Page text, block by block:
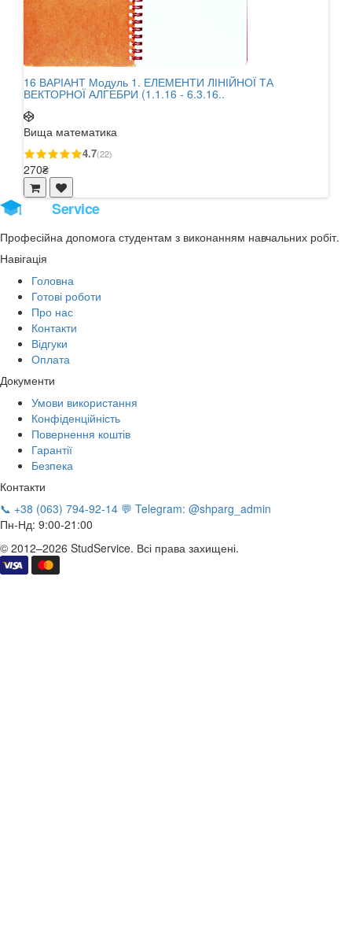
16 ВАРІАНТ Модуль 1. ЕЛЕМЕНТИ ЛІНІЙНОЇ ТА
ВЕКТОРНОЇ АЛГЕБРИ (1.1.16 - 6.3.16..
Вища математика
4.7(22)
270₴
Service
Професійна допомога студентам з виконанням навчальних робіт.
Навігація
Головна
Готові роботи
Про нас
Контакти
Відгуки
Оплата
Документи
Умови використання
Конфіденційність
Повернення коштів
Гарантії
Безпека
Контакти
📞 +38 (063) 794-92-14 💬 Telegram: @shparg_admin
Пн-Нд: 9:00-21:00
© 2012–2026 StudService. Всі права захищені.